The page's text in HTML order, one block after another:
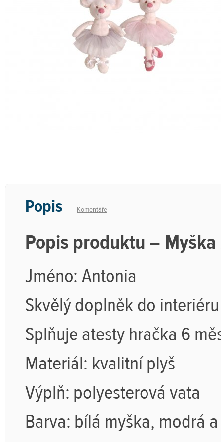
Popis Komentáře
Popis produktu –
Jméno: Antonia
Skvělý doplněk do
Splňuje atesty hračka 6
Materiál: kvalitní plyš
Výplň: polyesterová vata
Barva: bílá myška, modrá